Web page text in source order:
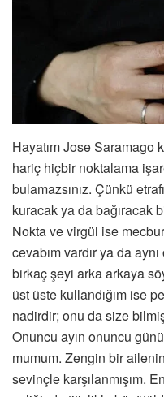
Hayatım Jose Saramago
hariç hiçbir noktalama
bulamazsınız. Çünkü
kuracak ya da bağıracak
Nokta ve virgül ise
cevabım vardır ya da
birkaç şeyi arka arkaya
üst üste kullandığım ise
nadirdir; onu da size
Onuncu ayın onuncu
mumum. Zengin bir
sevinçle karşılanmışım.